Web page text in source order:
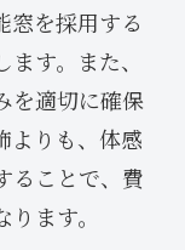
窓を採用する
す。また、
を適切に確保
よりも、体感
ることで、費
ます。